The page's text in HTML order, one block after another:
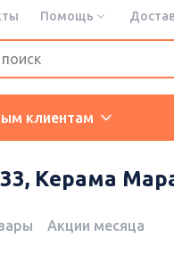
Помощь
клиентам
Керама
Акции месяца